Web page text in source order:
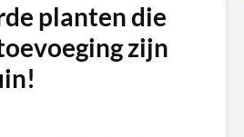
planten die
zijn